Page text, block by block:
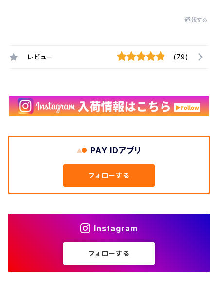
通報する
レビュー (79)
PAY IDアプリ
フォローする
Instagram
フォローする